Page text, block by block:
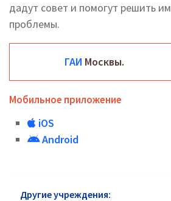
дадут совет и помогут решить
проблемы.
ГАИ Москвы.
Мобильное приложение
iOS
Android
Другие учреждения: